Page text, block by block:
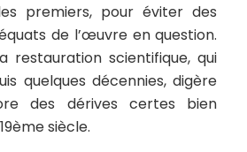
premiers, pour éviter des
de l’œuvre en question.
restauration scientifique, qui
quelques décennies, digère
des dérives certes bien
siècle.